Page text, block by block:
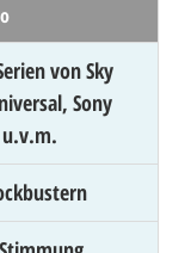
von Sky
Sony